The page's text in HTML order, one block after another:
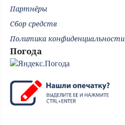
Партнёры
Сбор средств
Политика конфиденциальности
Погода